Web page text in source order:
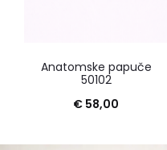
Anatomske papuče
50102
€ 58,00